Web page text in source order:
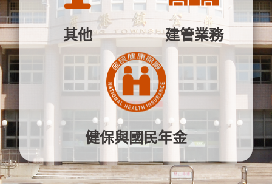
其他 建管業務
健保與國民年金